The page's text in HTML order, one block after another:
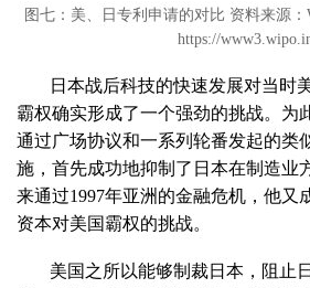
图七：美、日专利申请的对比 资料来源
https://
日本战后科技的快速发展对当时
霸权确实形成了一个强劲的挑战。为
通过广场协议和一系列轮番发起的类
施，首先成功地抑制了日本在制造业
来通过1997年亚洲的金融危机，他又
资本对美国霸权的挑战。
美国之所以能够制裁日本，阻止